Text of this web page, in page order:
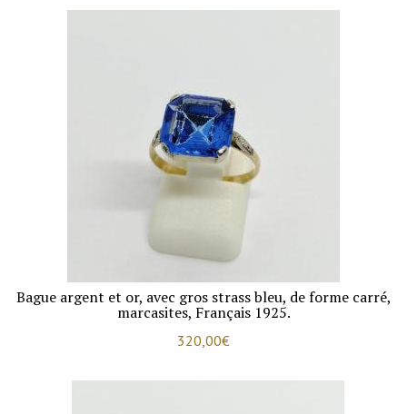
Bague argent et or, avec gros strass bleu, de forme carré,
marcasites, Français 1925.
320,00€